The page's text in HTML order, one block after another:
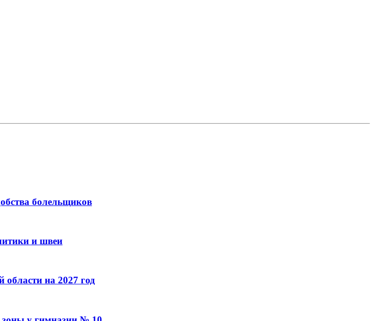
болельщиков
и швеи
на 2027 год